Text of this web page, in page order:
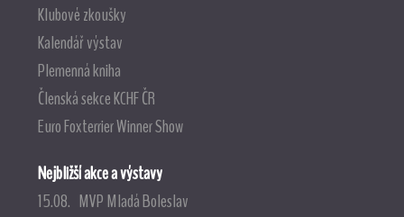
Klubové zkoušky
Kalendář výstav
Plemenná kniha
Členská sekce KCHF ČR
Euro Foxterrier Winner Show
Nejbližší akce a výstavy
15.08. MVP Mladá Boleslav